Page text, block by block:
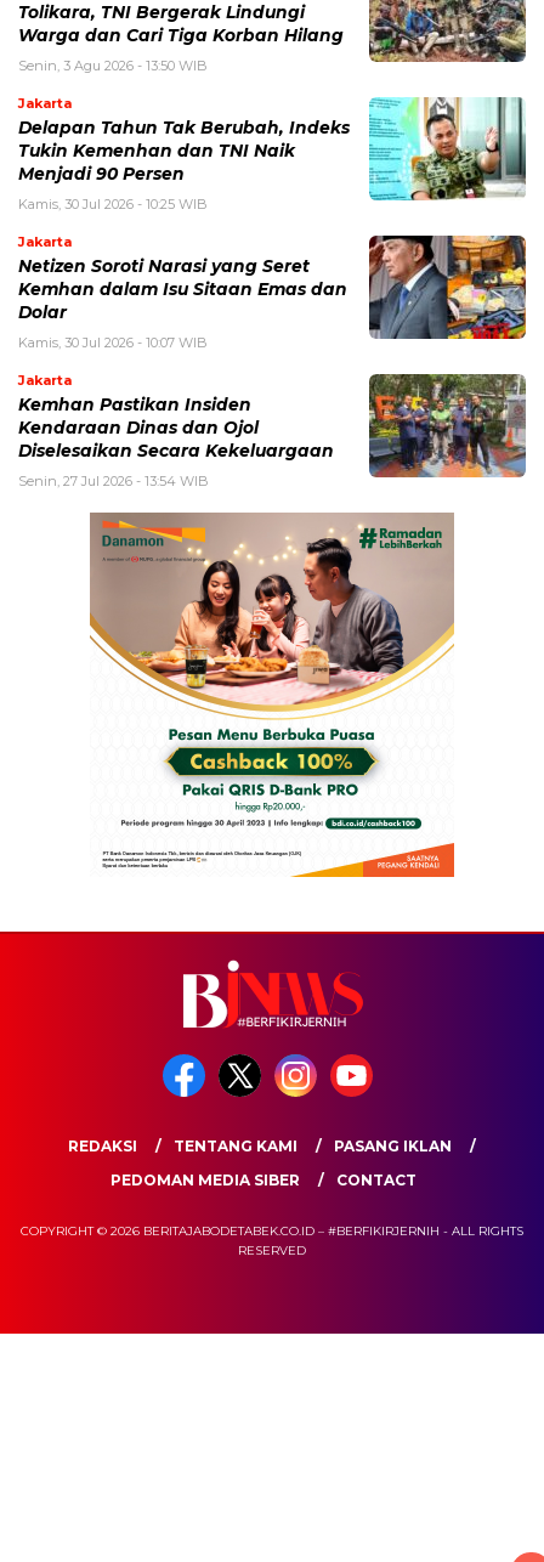
Tolikara, TNI Bergerak Lindungi
Warga dan Cari Tiga Korban Hilang
Senin, 3 Agu 2026 - 13:50 WIB
Jakarta
Delapan Tahun Tak Berubah, Indeks
Tukin Kemenhan dan TNI Naik
Menjadi 90 Persen
Kamis, 30 Jul 2026 - 10:25 WIB
Jakarta
Netizen Soroti Narasi yang Seret
Kemhan dalam Isu Sitaan Emas dan
Dolar
Kamis, 30 Jul 2026 - 10:07 WIB
Jakarta
Kemhan Pastikan Insiden
Kendaraan Dinas dan Ojol
Diselesaikan Secara Kekeluargaan
Senin, 27 Jul 2026 - 13:54 WIB
REDAKSI TENTANG KAMI
PASANG IKLAN
PEDOMAN MEDIA SIBER
CONTACT
COPYRIGHT © 2026 BERITAJABODETABEK.CO.ID – #BERFIKIRJERNIH - ALL RIGHTS
RESERVED